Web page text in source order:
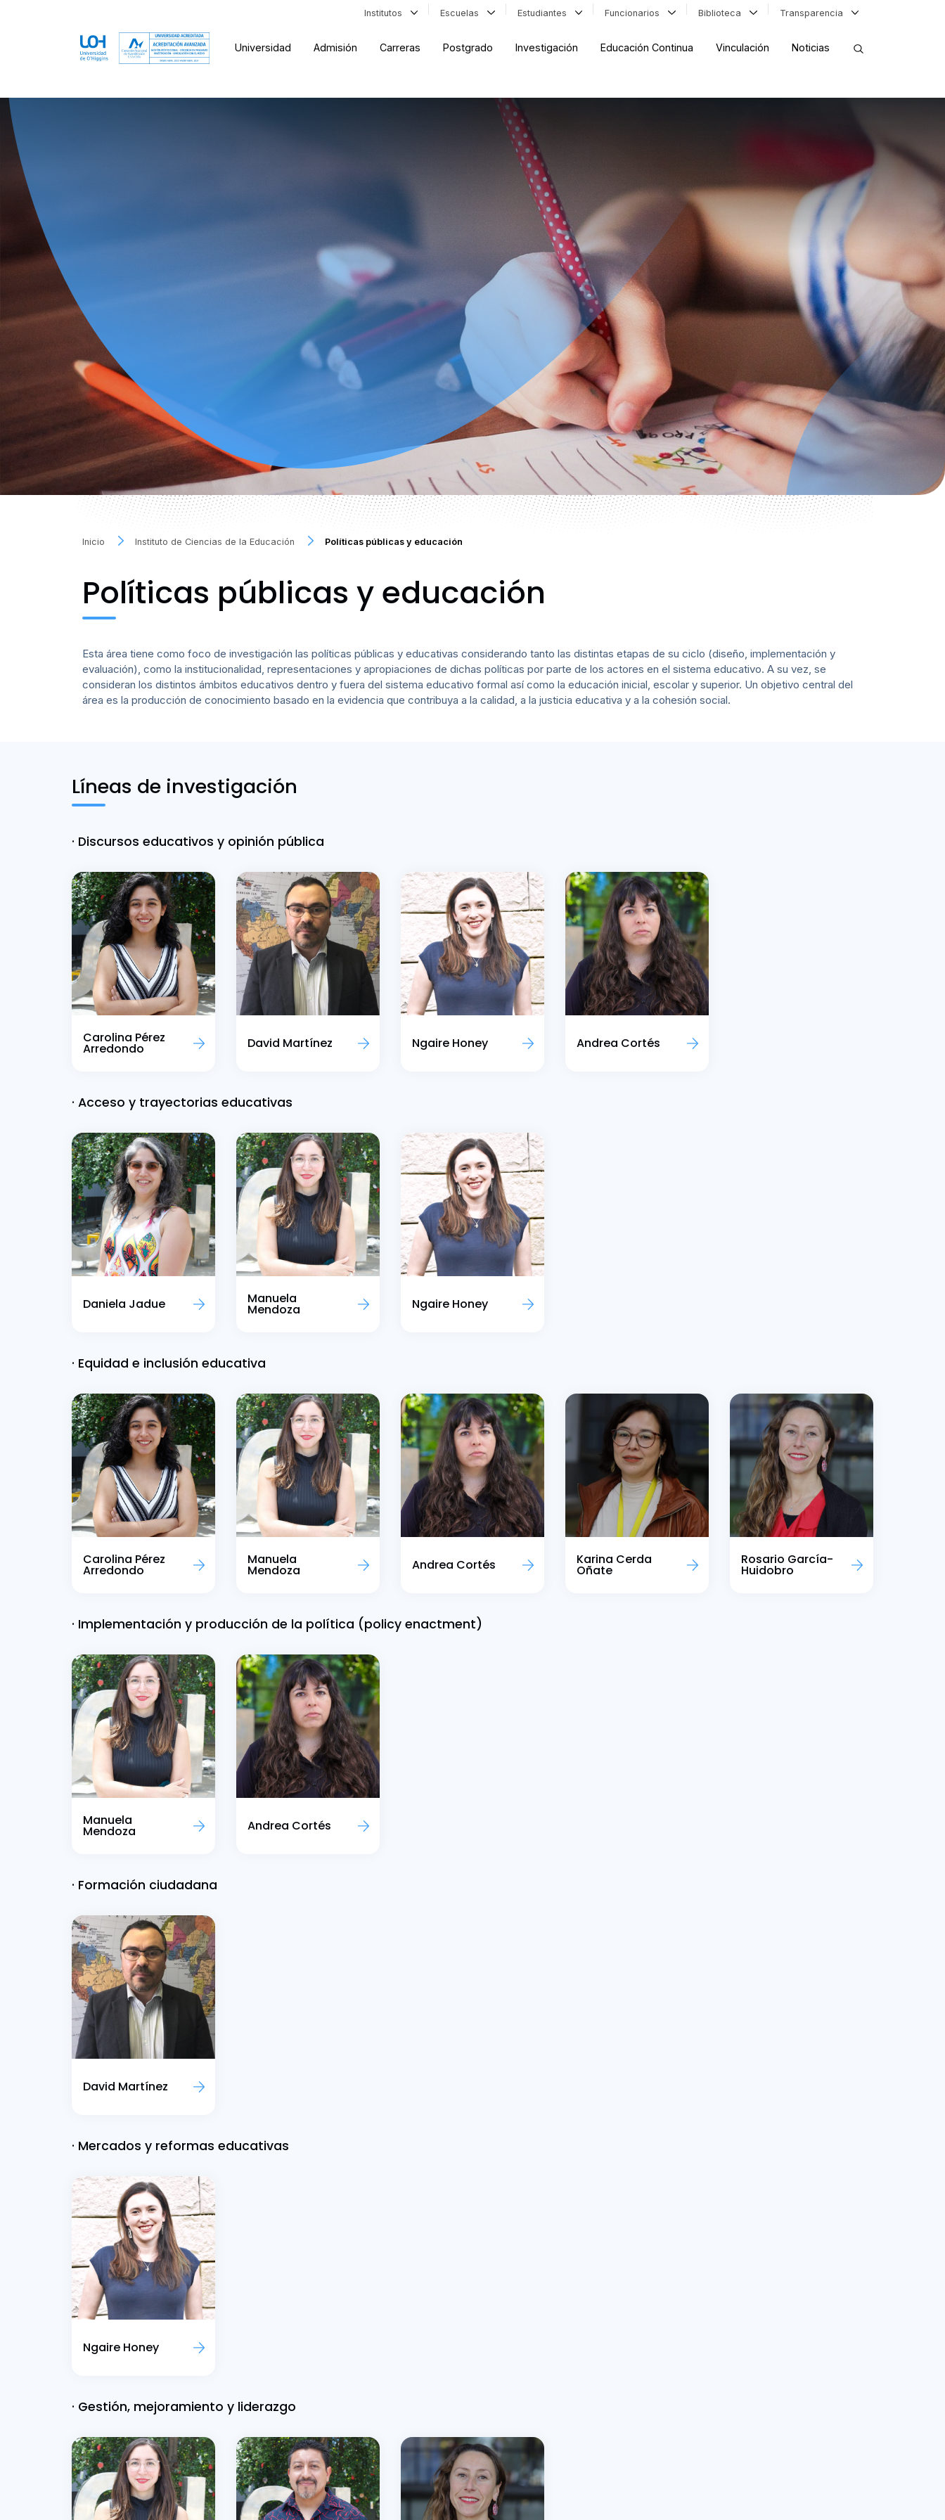
Institutos Escuelas Estudiantes Funcionarios Biblioteca Transparencia
Universidad Admisión Carreras Postgrado Investigación Educación Continua Vinculación Noticias
Inicio Instituto de Ciencias de la Educación Políticas públicas y educación
Políticas públicas y educación
Esta área tiene como foco de investigación las políticas públicas y educativas considerando tanto las distintas etapas de su ciclo (diseño, implementación y
evaluación), como la institucionalidad, representaciones y apropiaciones de dichas políticas por parte de los actores en el sistema educativo. A su vez, se
consideran los distintos ámbitos educativos dentro y fuera del sistema educativo formal así como la educación inicial, escolar y superior. Un objetivo central del
área es la producción de conocimiento basado en la evidencia que contribuya a la calidad, a la justicia educativa y a la cohesión social.
Líneas de investigación
· Discursos educativos y opinión pública
Carolina Pérez
Arredondo David Martínez Ngaire Honey Andrea Cortés
· Acceso y trayectorias educativas
Daniela Jadue Manuela
Mendoza Ngaire Honey
· Equidad e inclusión educativa
Carolina Pérez
Arredondo
Manuela
Mendoza Andrea Cortés Karina Cerda
Oñate
Rosario García-
Huidobro
· Implementación y producción de la política (policy enactment)
Manuela
Mendoza Andrea Cortés
· Formación ciudadana
David Martínez
· Mercados y reformas educativas
Ngaire Honey
· Gestión, mejoramiento y liderazgo